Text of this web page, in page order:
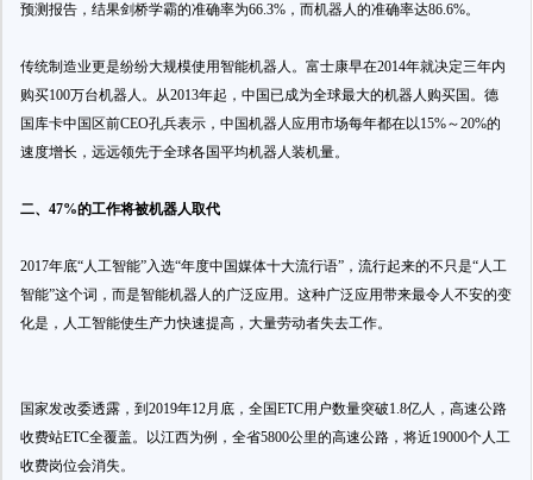
预测报告，结果剑桥学霸的准确率为66.3%，而机器人的准确率达86.6%。
传统制造业更是纷纷大规模使用智能机器人。富士康早在2014年就决定三年内
购买100万台机器人。从2013年起，中国已成为全球最大的机器人购买国。德
国库卡中国区前CEO孔兵表示，中国机器人应用市场每年都在以15%～20%的
速度增长，远远领先于全球各国平均机器人装机量。
二、47%的工作将被机器人取代
2017年底“人工智能”入选“年度中国媒体十大流行语”，流行起来的不只是“人工
智能”这个词，而是智能机器人的广泛应用。这种广泛应用带来最令人不安的变
化是，人工智能使生产力快速提高，大量劳动者失去工作。
国家发改委透露，到2019年12月底，全国ETC用户数量突破1.8亿人，高速公路
收费站ETC全覆盖。以江西为例，全省5800公里的高速公路，将近19000个人工
收费岗位会消失。